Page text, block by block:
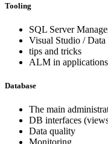
Tooling
SQL Server
Visual Studio / Data
tips and tricks
ALM in
Database
The main
DB interfaces
Data quality
Monitoring